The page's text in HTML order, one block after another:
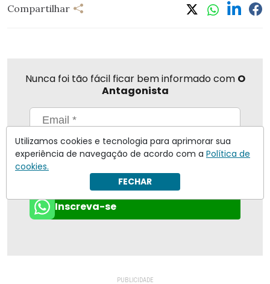
Compartilhar
Nunca foi tão fácil ficar bem informado com O
Antagonista
Eu concordo em receber notificações | Para obter mais
informações reveja nossaPolítica de Privacidade.
Enviar
Inscreva-se
Utilizamos cookies e tecnologia para aprimorar sua
experiência de navegação de acordo com a Política de
cookies.
FECHAR